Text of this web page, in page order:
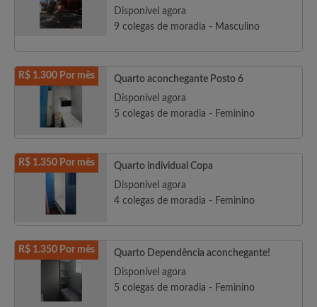
Disponível agora
9 colegas de moradia - Masculino
R$ 1.300 Por mês
Quarto aconchegante Posto 6
Disponível agora
5 colegas de moradia - Feminino
R$ 1.350 Por mês
Quarto individual Copa
Disponível agora
4 colegas de moradia - Feminino
R$ 1.350 Por mês
Quarto Dependência aconchegante!
Disponível agora
5 colegas de moradia - Feminino